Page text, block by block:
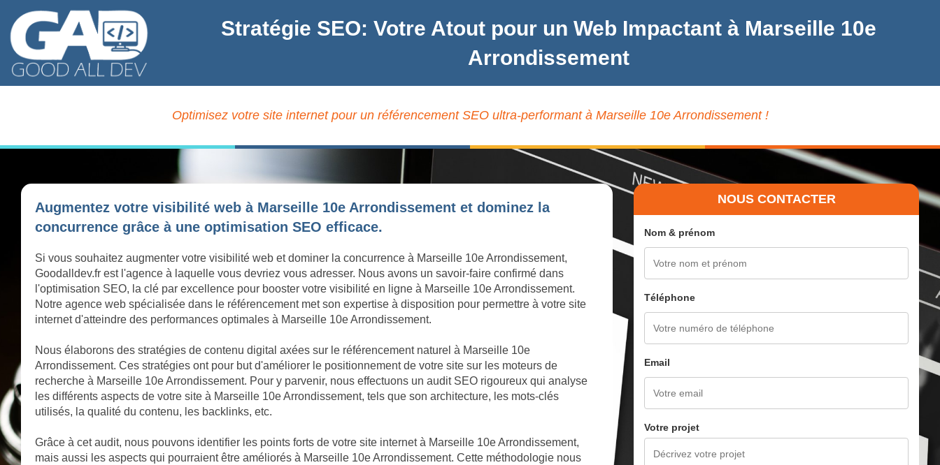
Stratégie SEO: Votre Atout pour un Web Impactant à Marseille 10e
Arrondissement
Optimisez votre site internet pour un référencement SEO ultra-performant à Marseille 10e Arrondissement !
Augmentez votre visibilité web à Marseille 10e Arrondissement et dominez la
concurrence grâce à une optimisation SEO efficace.
Si vous souhaitez augmenter votre visibilité web et dominer la concurrence à Marseille 10e Arrondissement,
Goodalldev.fr est l'agence à laquelle vous devriez vous adresser. Nous avons un savoir-faire confirmé dans
l'optimisation SEO, la clé par excellence pour booster votre visibilité en ligne à Marseille 10e Arrondissement.
Notre agence web spécialisée dans le référencement met son expertise à disposition pour permettre à votre site
internet d'atteindre des performances optimales à Marseille 10e Arrondissement.
Nous élaborons des stratégies de contenu digital axées sur le référencement naturel à Marseille 10e
Arrondissement. Ces stratégies ont pour but d'améliorer le positionnement de votre site sur les moteurs de
recherche à Marseille 10e Arrondissement. Pour y parvenir, nous effectuons un audit SEO rigoureux qui analyse
les différents aspects de votre site à Marseille 10e Arrondissement, tels que son architecture, les mots-clés
utilisés, la qualité du contenu, les backlinks, etc.
Grâce à cet audit, nous pouvons identifier les points forts de votre site internet à Marseille 10e Arrondissement,
mais aussi les aspects qui pourraient être améliorés à Marseille 10e Arrondissement. Cette méthodologie nous
NOUS CONTACTER
Nom & prénom
Téléphone
Email
Votre projet